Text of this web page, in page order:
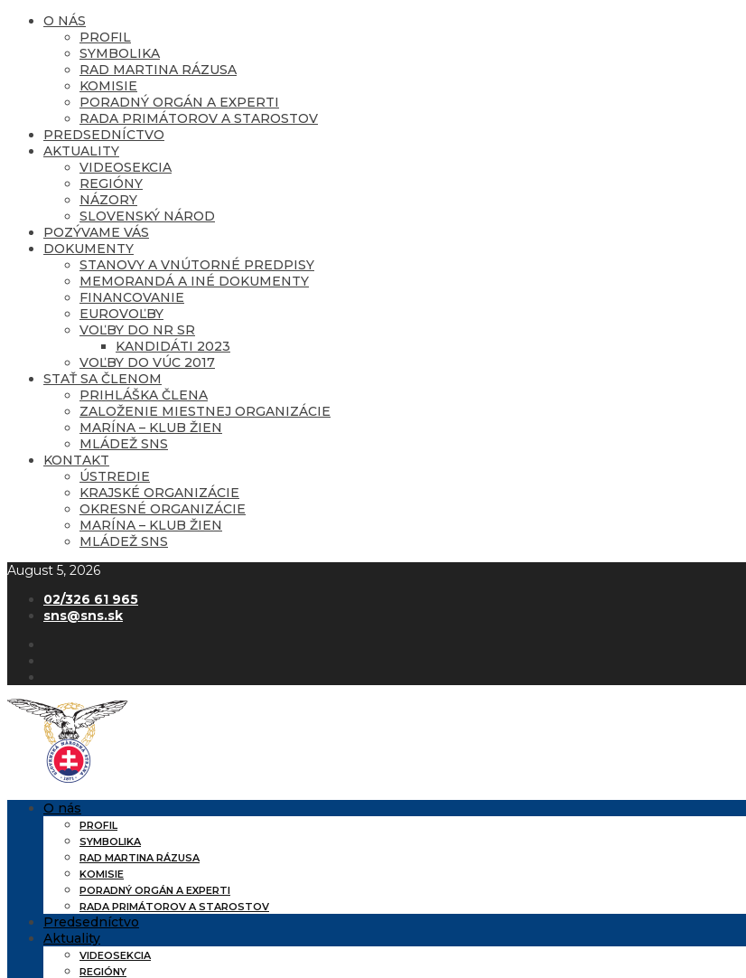
O NÁS
PROFIL
SYMBOLIKA
RAD MARTINA RÁZUSA
KOMISIE
PORADNÝ ORGÁN A EXPERTI
RADA PRIMÁTOROV A STAROSTOV
PREDSEDNÍCTVO
AKTUALITY
VIDEOSEKCIA
REGIÓNY
NÁZORY
SLOVENSKÝ NÁROD
POZÝVAME VÁS
DOKUMENTY
STANOVY A VNÚTORNÉ PREDPISY
MEMORANDÁ A INÉ DOKUMENTY
FINANCOVANIE
EUROVOĽBY
VOĽBY DO NR SR
KANDIDÁTI 2023
VOĽBY DO VÚC 2017
STAŤ SA ČLENOM
PRIHLÁŠKA ČLENA
ZALOŽENIE MIESTNEJ ORGANIZÁCIE
MARÍNA – KLUB ŽIEN
MLÁDEŽ SNS
KONTAKT
ÚSTREDIE
KRAJSKÉ ORGANIZÁCIE
OKRESNÉ ORGANIZÁCIE
MARÍNA – KLUB ŽIEN
MLÁDEŽ SNS
August 5, 2026
02/326 61 965
sns@sns.sk
O nás
PROFIL
SYMBOLIKA
RAD MARTINA RÁZUSA
KOMISIE
PORADNÝ ORGÁN A EXPERTI
RADA PRIMÁTOROV A STAROSTOV
Predsedníctvo
Aktuality
VIDEOSEKCIA
REGIÓNY